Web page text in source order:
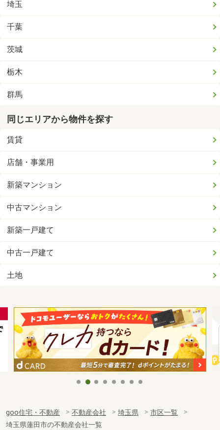
埼玉
千葉
茨城
栃木
群馬
同じエリアから物件を探す
賃貸
店舗・事業用
新築マンション
中古マンション
新築一戸建て
中古一戸建て
土地
goo住宅・不動産 不動産会社 埼玉県
市区一覧
埼玉県蓮田市の不動産会社一覧